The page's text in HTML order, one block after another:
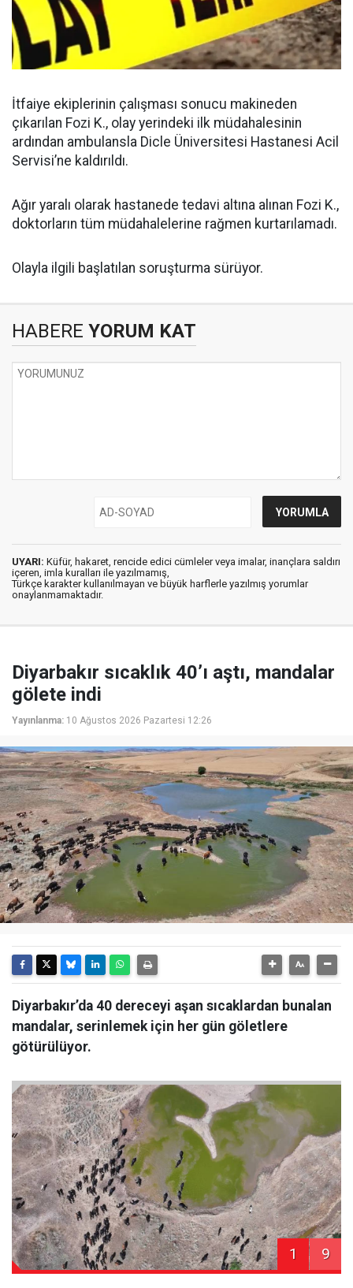
İtfaiye ekiplerinin çalışması sonucu makineden
çıkarılan Fozi K., olay yerindeki ilk müdahalesinin
ardından ambulansla Dicle Üniversitesi Hastanesi Acil
Servisi’ne kaldırıldı.
Ağır yaralı olarak hastanede tedavi altına alınan Fozi K.,
doktorların tüm müdahalelerine rağmen kurtarılamadı.
Olayla ilgili başlatılan soruşturma sürüyor.
HABERE YORUM KAT
UYARI: Küfür, hakaret, rencide edici cümleler veya imalar, inançlara saldırı
içeren, imla kuralları ile yazılmamış,
Türkçe karakter kullanılmayan ve büyük harflerle yazılmış yorumlar
onaylanmamaktadır.
Diyarbakır sıcaklık 40’ı aştı, mandalar
gölete indi
Yayınlanma: 10 Ağustos 2026 Pazartesi 12:26
Diyarbakır’da 40 dereceyi aşan sıcaklardan bunalan
mandalar, serinlemek için her gün göletlere
götürülüyor.
1 9